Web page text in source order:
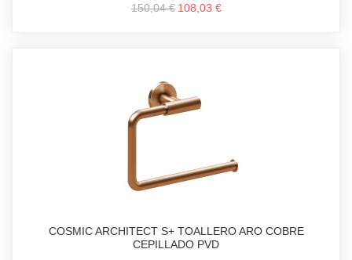
150,04 € 108,03 €
COSMIC ARCHITECT S+ TOALLERO ARO COBRE
CEPILLADO PVD